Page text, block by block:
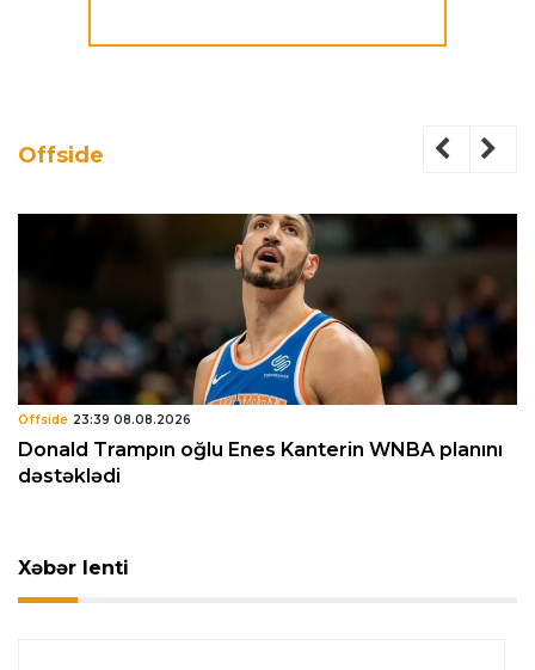
Offside
Offside 23:39 08.08.2026
Donald Trampın oğlu Enes Kanterin WNBA planını
dəstəklədi
Xəbər lenti